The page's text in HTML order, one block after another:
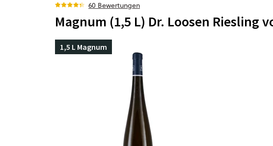
60 Bewertungen
Magnum (1,5 L) Dr. Loosen Riesling
1,5 L Magnum